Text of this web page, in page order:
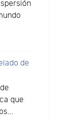
de
que